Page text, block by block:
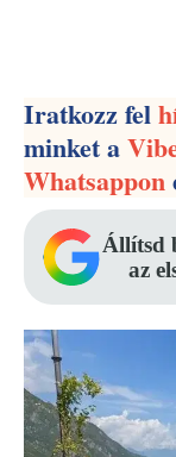
Iratkozz fel
minket a
Whatsappon
Állítsd
az